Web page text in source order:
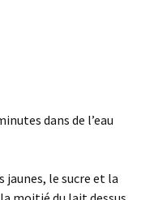
dans de l’eau
jaunes, le sucre et la